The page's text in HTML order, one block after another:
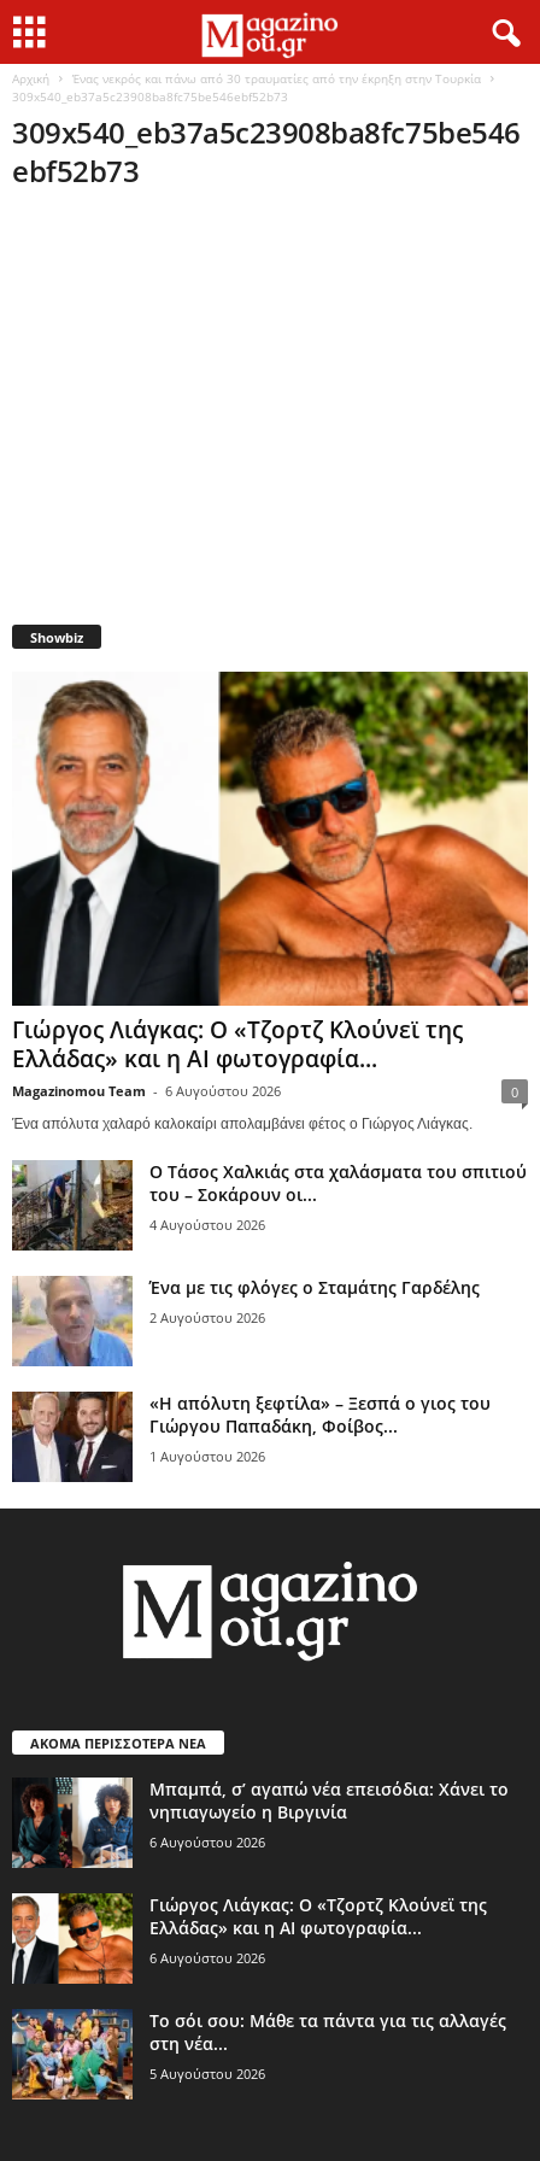
Αρχική
Ένας νεκρός και πάνω από 30 τραυματίες από την έκρηξη στην Τουρκία
309x540_eb37a5c23908ba8fc75be546ebf52b73
309x540_eb37a5c23908ba8fc75be546
ebf52b73
Showbiz
Γιώργος Λιάγκας: Ο «Τζορτζ Κλούνεϊ της
Ελλάδας» και η AI φωτογραφία...
Magazinomou Team - 6 Αυγούστου 2026 0
Ένα απόλυτα χαλαρό καλοκαίρι απολαμβάνει φέτος ο Γιώργος Λιάγκας.
Ο Τάσος Χαλκιάς στα χαλάσματα του σπιτιού
του – Σοκάρουν οι...
4 Αυγούστου 2026
Ένα με τις φλόγες ο Σταμάτης Γαρδέλης
2 Αυγούστου 2026
«Η απόλυτη ξεφτίλα» – Ξεσπά ο γιος του
Γιώργου Παπαδάκη, Φοίβος...
1 Αυγούστου 2026
ΑΚΟΜΑ ΠΕΡΙΣΣΟΤΕΡΑ ΝΕΑ
Μπαμπά, σ’ αγαπώ νέα επεισόδια: Χάνει το
νηπιαγωγείο η Βιργινία
6 Αυγούστου 2026
Γιώργος Λιάγκας: Ο «Τζορτζ Κλούνεϊ της
Ελλάδας» και η AI φωτογραφία...
6 Αυγούστου 2026
Το σόι σου: Μάθε τα πάντα για τις αλλαγές
στη νέα...
5 Αυγούστου 2026